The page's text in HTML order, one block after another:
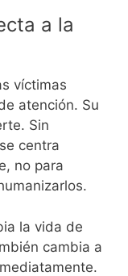
a la
víctimas
atención. Su
Sin
centra
no para
la vida de
cambia a